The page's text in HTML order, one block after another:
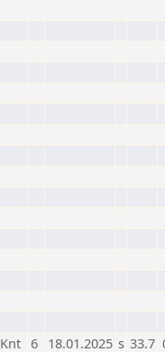
Knt 6 18.01.2025 s 33.7